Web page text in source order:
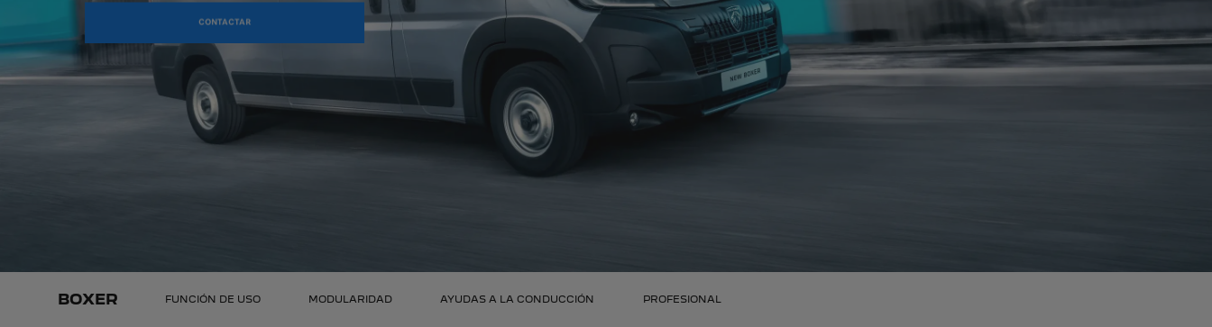
CONTACTAR
BOXER FUNCIÓN DE USO MODULARIDAD AYUDAS A LA CONDUCCIÓN PROFESIONAL